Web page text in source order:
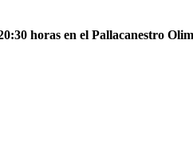
horas en el Pallacanestro